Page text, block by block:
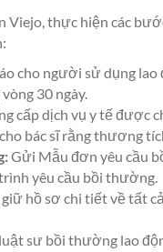
thực hiện các
cho người sử dụng
30 ngày.
cấp dịch vụ y tế được
bác sĩ rằng thương
Gửi Mẫu đơn yêu cầu
yêu cầu bồi thường.
hồ sơ chi tiết về tất
sư bồi thường lao